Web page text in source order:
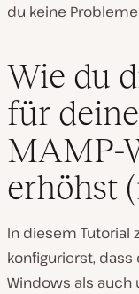
du keine
Wie du
für
MAMP-
erhöhst
In diesem Tutorial
konfigurierst,
Windows als auch